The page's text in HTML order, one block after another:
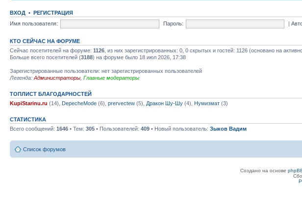
ВХОД • РЕГИСТРАЦИЯ
Имя пользователя:
Пароль: |
КТО СЕЙЧАС НА ФОРУМЕ
Сейчас посетителей на форуме: 1126 , из них зарегистрированных: 0, 0 скрытых и гостей: 1126 (основано на
Больше всего посетителей (3188) на форуме было 18 июл 2026, 17:38
Зарегистрированные пользователи: нет зарегистрированных пользователей
Легенда: Администраторы Главные модераторы
ТОПЛИСТ БЛАГОДАРНОСТЕЙ
KupiStarinu.ru (14), DepecheMode (6), prervectew (5), Дракон Шу-Шу (4), Нумизмат (3)
СТАТИСТИКА
Всего сообщений: 1646 • Тем: 305 • Пользователей: 409 • Новый пользователь: Зыков Вадим
Список форумов
Создано на основе